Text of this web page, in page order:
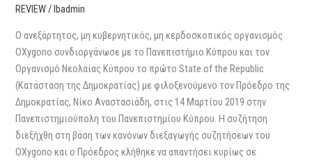
REVIEW/lbadmin
O ανεξάρτητος, μη κυβερνητικός, μη κερδοσκοπικός οργανισμός
OXygono συνδιοργάνωσε με το Πανεπιστήμιο Κύπρου και τον
Οργανισμό Νεολαίας Κύπρου το πρώτο State of the Republic
(Κατάσταση της Δημοκρατίας) με φιλοξενούμενο τον Πρόεδρο της
Δημοκρατίας, Νίκο Αναστασιάδη, στις 14 Μαρτίου 2019 στην
Πανεπιστημιούπολη του Πανεπιστημίου Κύπρου. Η συζήτηση
διεξήχθη στη βάση των κανόνων διεξαγωγής συζητήσεων του
OXygono και ο Πρόεδρος κλήθηκε να απαντήσει κυρίως σε